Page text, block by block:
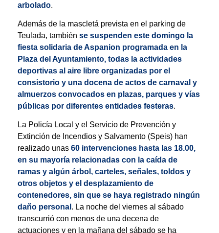
arbolado.
Además de la mascletá prevista en el parking de
Teulada, también se suspenden este domingo la
fiesta solidaria de Aspanion programada en la
Plaza del Ayuntamiento, todas la actividades
deportivas al aire libre organizadas por el
consistorio y una docena de actos de carnaval y
almuerzos convocados en plazas, parques y vías
públicas por diferentes entidades festeras.
La Policía Local y el Servicio de Prevención y
Extinción de Incendios y Salvamento (Speis) han
realizado unas 60 intervenciones hasta las 18.00,
en su mayoría relacionadas con la caída de
ramas y algún árbol, carteles, señales, toldos y
otros objetos y el desplazamiento de
contenedores, sin que se haya registrado ningún
daño personal . La noche del viernes al sábado
transcurrió con menos de una decena de
actuaciones y en la mañana del sábado se ha